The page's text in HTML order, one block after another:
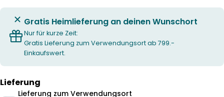
Gratis Heimlieferung an deinen Wunschort
Nur für kurze Zeit:
Gratis Lieferung zum Verwendungsort ab 799.-
Einkaufswert.
Lieferung
Lieferung zum Verwendungsort